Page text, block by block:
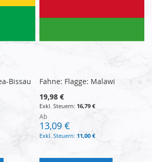
Bissau
Fahne: Flagge: Malawi
19,98 €
16,79 €
Ab
13,09 €
11,00 €